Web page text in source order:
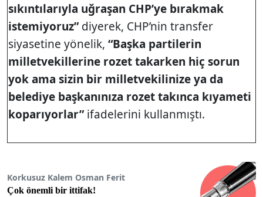
sıkıntılarıyla uğraşan CHP’ye bırakmak
istemiyoruz”diyerek, CHP’nin transfer
siyasetine yönelik, “Başka partilerin
milletvekillerine rozet takarken hiç sorun
yok ama sizin bir milletvekilinize ya da
belediye başkanınıza rozet takınca kıyameti
koparıyorlar”ifadelerini kullanmıştı.
Korkusuz Kalem Osman Ferit
Çok önemli bir ittifak!